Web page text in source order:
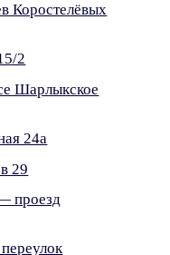
Коростелёвых
2
Шарлыкское
24а
29
проезд